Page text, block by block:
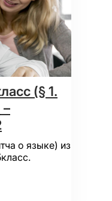
(§ 1.
о языке) из